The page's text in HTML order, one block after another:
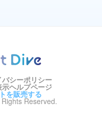
バシーポリシー
示ヘルプページ
を販売する
Reserved.